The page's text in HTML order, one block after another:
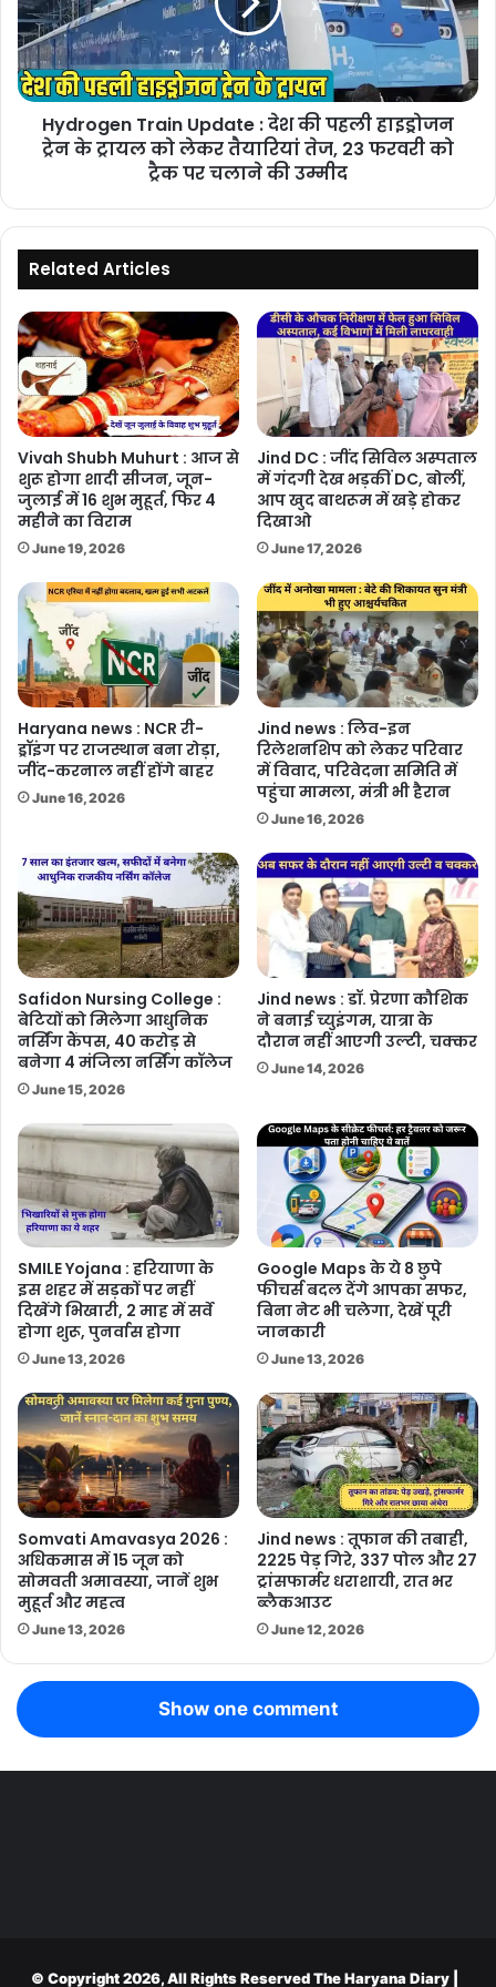
देश
की
पहली
हाइड्रोजन
ट्रेन
ट्रायल
तैयारियां
23
फरवरी
को
ट्रैक
पर
चलाने
की
उम्मीद
Hydrogen Train Update : देश की पहली हाइड्रोजन
ट्रेन के ट्रायल को लेकर तैयारियां तेज, 23 फरवरी को
ट्रैक पर चलाने की उम्मीद
Related Articles
Vivah Shubh Muhurt : आज से
शुरू होगा शादी सीजन, जून-
जुलाई में 16 शुभ मुहूर्त, फिर 4
महीने का विराम
June 19, 2026
Jind DC : जींद सिविल अस्पताल
में गंदगी देख भड़कीं DC, बोलीं,
आप खुद बाथरूम में खड़े होकर
दिखाओ
June 17, 2026
Haryana news : NCR री-
ड्रॉइंग पर राजस्थान बना रोड़ा,
जींद-करनाल नहीं होंगे बाहर
June 16, 2026
Jind news : लिव-इन
रिलेशनशिप को लेकर परिवार
में विवाद, परिवेदना समिति में
पहुंचा मामला, मंत्री भी हैरान
June 16, 2026
Safidon Nursing College :
बेटियों को मिलेगा आधुनिक
नर्सिंग कैंपस, 40 करोड़ से
बनेगा 4 मंजिला नर्सिंग कॉलेज
June 15, 2026
Jind news : डॉ. प्रेरणा कौशिक
ने बनाई च्युइंगम, यात्रा के
दौरान नहीं आएगी उल्टी, चक्कर
June 14, 2026
SMILE Yojana : हरियाणा के
इस शहर में सड़कों पर नहीं
दिखेंगे भिखारी, 2 माह में सर्वे
होगा शुरू, पुनर्वास होगा
June 13, 2026
Google Maps के ये 8 छुपे
फीचर्स बदल देंगे आपका सफर,
बिना नेट भी चलेगा, देखें पूरी
जानकारी
June 13, 2026
Somvati Amavasya 2026 :
अधिकमास में 15 जून को
सोमवती अमावस्या, जानें शुभ
मुहूर्त और महत्व
June 13, 2026
Jind news : तूफान की तबाही,
2225 पेड़ गिरे, 337 पोल और 27
ट्रांसफार्मर धराशायी, रात भर
ब्लैकआउट
June 12, 2026
Show one comment
© Copyright 2026, All Rights ReservedThe Haryana Diary